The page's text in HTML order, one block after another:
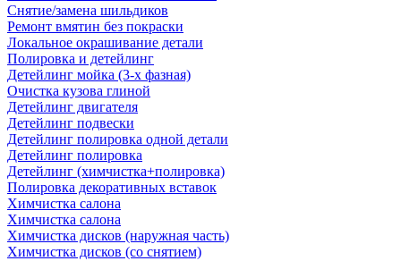
Снятие/замена шильдиков
Ремонт вмятин без покраски
Локальное окрашивание детали
Полировка и детейлинг
Детейлинг мойка (3-х фазная)
Очистка кузова глиной
Детейлинг двигателя
Детейлинг подвески
Детейлинг полировка одной детали
Детейлинг полировка
Детейлинг (химчистка+полировка)
Полировка декоративных вставок
Химчистка салона
Химчистка салона
Химчистка дисков (наружная часть)
Химчистка дисков (со снятием)